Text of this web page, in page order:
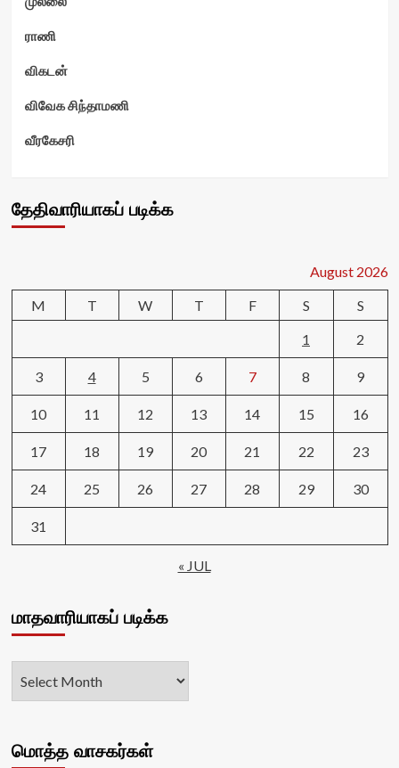
ராணி
விகடன்
விவேக சிந்தாமணி
வீரகேசரி
தேதிவாரியாகப் படிக்க
August 2026
M
T W T F S
S
1
2
3 4 5 6 7 8 9
10 11 12 13 14 15 16
17 18 19 20 21 22 23
24 25 26 27 28 29 30
31
« JUL
மாதவாரியாகப் படிக்க
மொத்த வாசகர்கள்